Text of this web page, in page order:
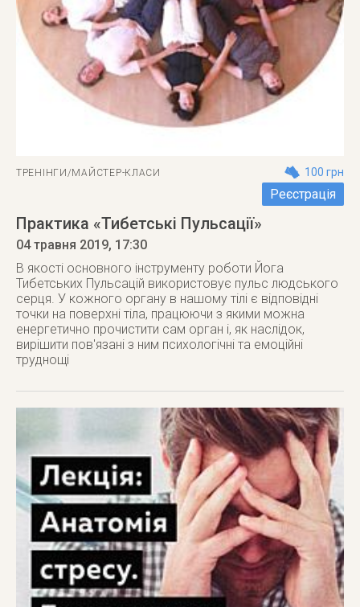
ТРЕНІНГИ/МАЙСТЕР-КЛАСИ 100 грн
Реєстрація
Практика «Тибетські Пульсації»
04 травня 2019, 17:30
В якості основного інструменту роботи Йога
Тибетських Пульсацій використовує пульс людського
серця. У кожного органу в нашому тілі є відповідні
точки на поверхні тіла, працюючи з якими можна
енергетично прочистити сам орган і, як наслідок,
вирішити пов'язані з ним психологічні та емоційні
труднощі